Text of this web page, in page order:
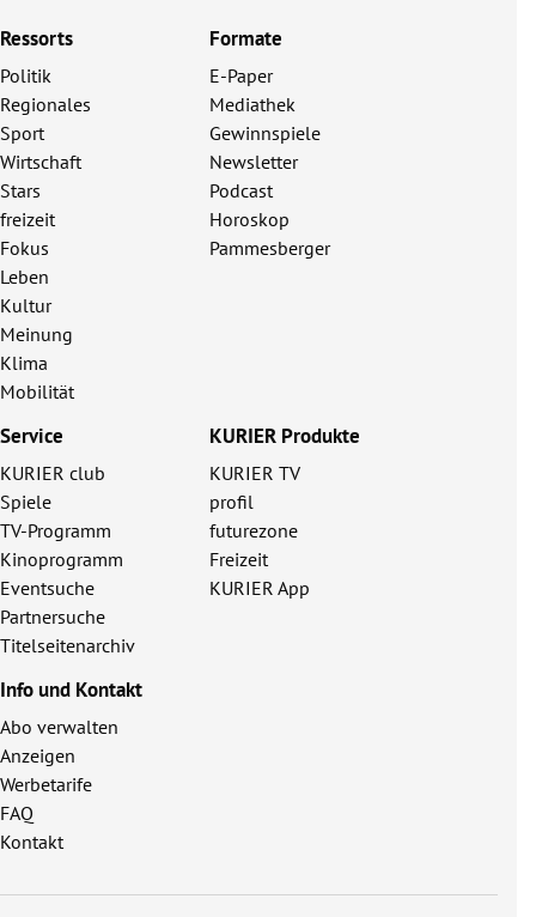
Ressorts
Politik
Regionales
Sport
Wirtschaft
Stars
freizeit
Fokus
Leben
Kultur
Meinung
Klima
Mobilität
Formate
E-Paper
Mediathek
Gewinnspiele
Newsletter
Podcast
Horoskop
Pammesberger
Service
KURIER club
Spiele
TV-Programm
Kinoprogramm
Eventsuche
Partnersuche
Titelseitenarchiv
KURIER Produkte
KURIER TV
profil
futurezone
Freizeit
KURIER App
Info und Kontakt
Abo verwalten
Anzeigen
Werbetarife
FAQ
Kontakt